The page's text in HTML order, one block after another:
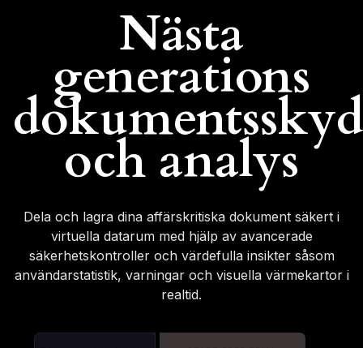
Nästa
generations
och analys
Dela och lagra dina affärskritiska dokument säkert i
virtuella datarum med hjälp av avancerade
säkerhetskontroller och värdefulla insikter såsom
användarstatistik, varningar och visuella värmekartor i
realtid.